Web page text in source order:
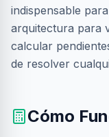
indispensable
arquitectura para
calcular
de resolver
Cómo